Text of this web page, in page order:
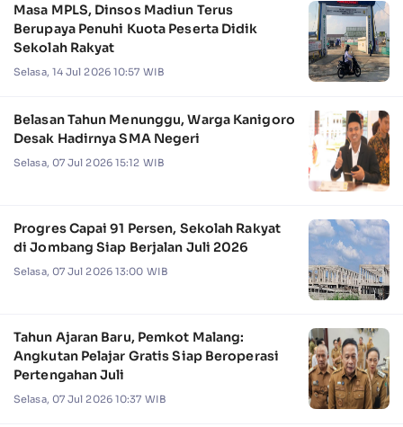
Masa MPLS, Dinsos Madiun Terus
Berupaya Penuhi Kuota Peserta Didik
Sekolah Rakyat
Selasa, 14 Jul 2026 10:57 WIB
Belasan Tahun Menunggu, Warga Kanigoro
Desak Hadirnya SMA Negeri
Selasa, 07 Jul 2026 15:12 WIB
Progres Capai 91 Persen, Sekolah Rakyat
di Jombang Siap Berjalan Juli 2026
Selasa, 07 Jul 2026 13:00 WIB
Tahun Ajaran Baru, Pemkot Malang:
Angkutan Pelajar Gratis Siap Beroperasi
Pertengahan Juli
Selasa, 07 Jul 2026 10:37 WIB